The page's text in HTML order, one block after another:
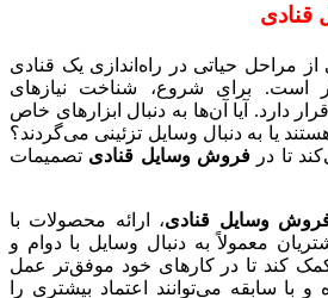
قنادی
از مراحل حیاتی در راه‌اندازی یک قنادی
است. برای شروع، شناخت نیازهای
دارد. آیا آن‌ها به دنبال ابزارهای خاص
یا به دنبال وسایل تزئینی می‌گردند؟
تا در فروش وسایل قنادی تصمیمات
وسایل قنادی، ارائه محصولات با
معمولاً به دنبال وسایل با دوام و
کمک کند تا در کارهای خود موفق‌تر عمل
با سابقه می‌توانند اعتماد بیشتری را